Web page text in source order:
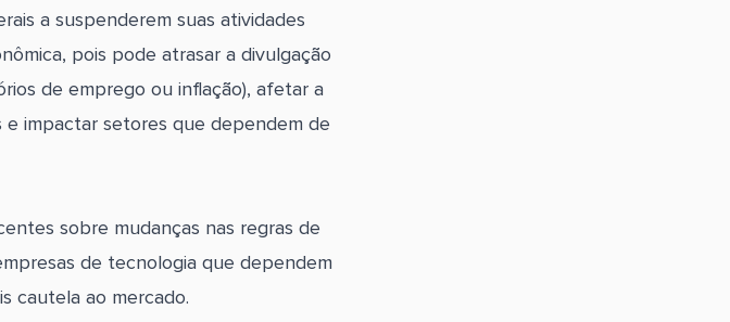
a suspenderem suas atividades
pois pode atrasar a divulgação
de emprego ou inflação), afetar a
impactar setores que dependem de
sobre mudanças nas regras de
de tecnologia que dependem
cautela ao mercado.